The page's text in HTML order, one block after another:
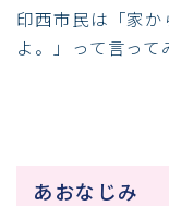
印西市民は「家
よ。」って言って
あおなじみ